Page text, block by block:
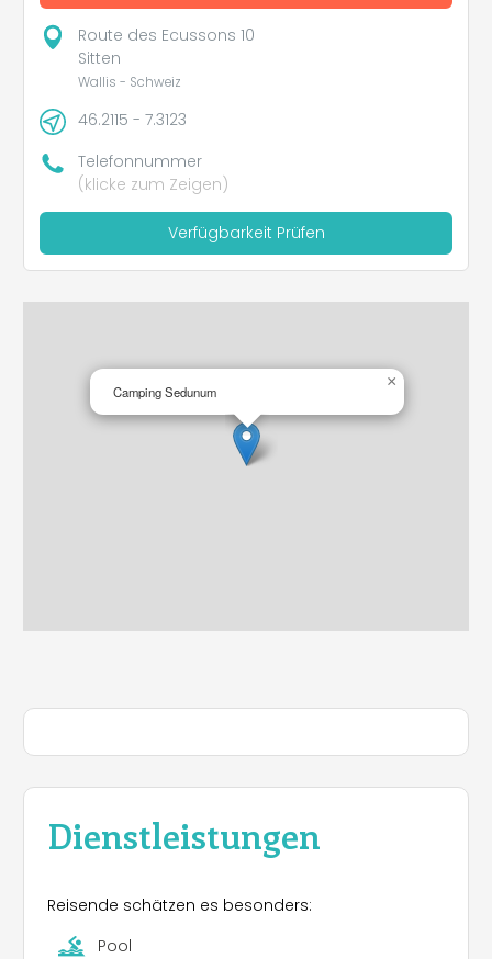
Dienstleistungen
Reisende schätzen es besonders:
Pool
Route des Ecussons 10
Sitten
Wallis - Schweiz
46.2115 - 7.3123
Telefonnummer
(klicke zum Zeigen)
Verfügbarkeit Prüfen
Camping Sedunum
×